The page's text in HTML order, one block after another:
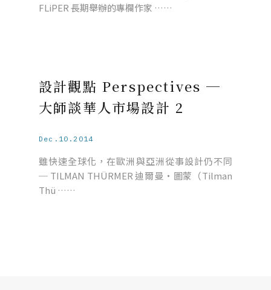
FLiPER 長期舉辦的專欄作家 ……
設計觀點 Perspectives ─
大師談華人市場設計 2
Dec.10.2014
雖快速全球化，在歐洲與亞洲從事設計仍不同
─ TILMAN THÜRMER 迪爾曼・圖蒙（Tilman
Thü ……